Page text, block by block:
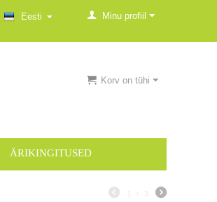
Minu profiil
Eesti
Korv on tühi
ÄRIKINGITUSED
3